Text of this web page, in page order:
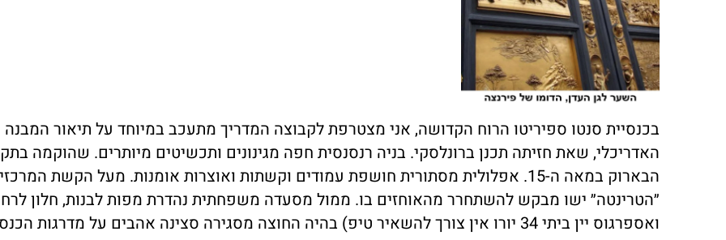
בכנסיית סנטו ספיריטו הרוח הקדושה, אני מצטרפת לקבוצה המדריך מתעכב במיוחד על תיאור המבנה
האדריכלי, שאת חזיתה תכנן ברונלסקי. בניה רנסנסית חפה מגינונים ותכשיטים מיותרים. שהוקמה
הבארוק במאה ה-15. אפלולית מסתורית חושפת עמודים וקשתות ואוצרות אומנות. מעל הקשת המרכזית
״הטרינטה״ ישו מבקש להשתחרר מהאוחזים בו. ממול מסעדה משפחתית נהדרת מפות לבנות, חלון
ואספרגוס יין ביתי 34 יורו אין צורך להשאיר טיפ) בהיה החוצה מסגירה סצינה אהבים על מדרגות